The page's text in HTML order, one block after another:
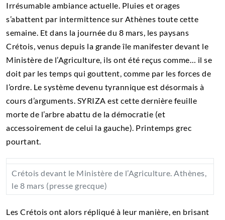
Irrésumable ambiance actuelle. Pluies et orages
s’abattent par intermittence sur Athènes toute cette
semaine. Et dans la journée du 8 mars, les paysans
Crétois, venus depuis la grande île manifester devant le
Ministère de l’Agriculture, ils ont été reçus comme… il se
doit par les temps qui gouttent, comme par les forces de
l’ordre. Le système devenu tyrannique est désormais à
cours d’arguments. SYRIZA est cette dernière feuille
morte de l’arbre abattu de la démocratie (et
accessoirement de celui la gauche). Printemps grec
pourtant.
Crétois devant le Ministère de l’Agriculture. Athènes,
le 8 mars (presse grecque)
Les Crétois ont alors répliqué à leur manière, en brisant